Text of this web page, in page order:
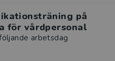
på
för vårdpersonal
arbetsdag